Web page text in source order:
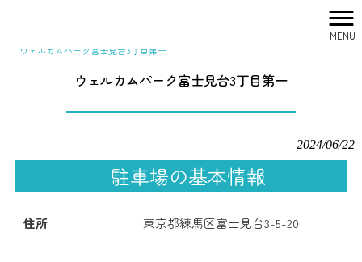
MENU
ウェルカムパーク富士見台3丁目第一
ウェルカムパーク富士見台3丁目第一
2024/06/22
駐車場の基本情報
住所 東京都練馬区富士見台3-5-20